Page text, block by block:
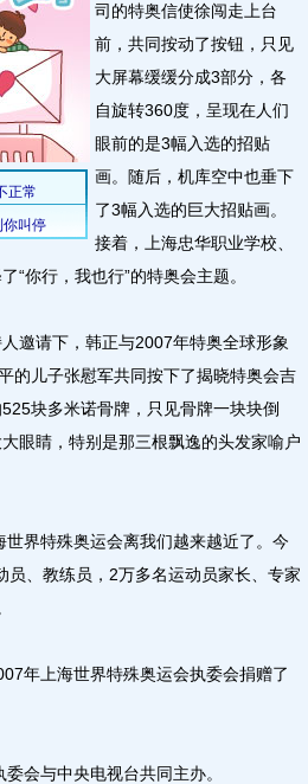
司的特奥信使徐闯走上台
前，共同按动了按钮，只见
大屏幕缓缓分成3部分，各
自旋转360度，呈现在人们
眼前的是3幅入选的招贴
画。随后，机库空中也垂下
了3幅入选的巨大招贴画。
接着，上海忠华职业学校、
“你行，我也行”的特奥会主题。
请下，韩正与2007年特奥全球形象
的儿子张慰军共同按下了揭晓特奥会吉
块多米诺骨牌，只见骨牌一块块倒
眼睛，特别是那三根飘逸的头发家喻户
界特殊奥运会离我们越来越近了。今
、教练员，2万多名运动员家长、专家
年上海世界特殊奥运会执委会捐赠了
会与中央电视台共同主办。